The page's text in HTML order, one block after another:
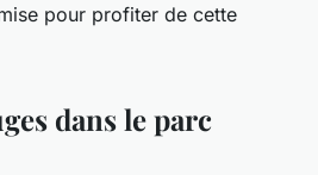
pour profiter de cette
dans le parc